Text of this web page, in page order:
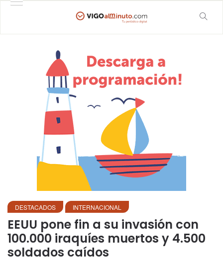
DESTACADOS INTERNACIONAL
EEUU pone fin a su invasión con
100.000 iraquíes muertos y 4.500
soldados caídos